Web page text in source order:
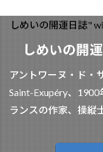
しめいの開運日誌"
しめいの開運
アントワーヌ・ド・
Saint-Exupéry、
ランスの作家、操縦